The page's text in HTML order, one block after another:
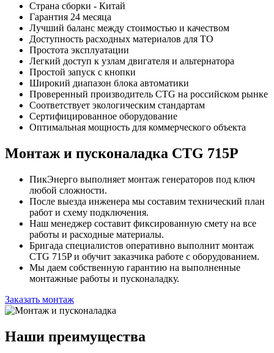
Страна сборки - Китай
Гарантия 24 месяца
Лучший баланс между стоимостью и качеством
Доступность расходных материалов для ТО
Простота эксплуатации
Легкий доступ к узлам двигателя и альтернатора
Простой запуск с кнопки
Широкий диапазон блока автоматики
Проверенный производитель CTG на российском рынке
Соответствует экологическим стандартам
Сертифицированное оборудование
Оптимальная мощность для коммерческого объекта
Монтаж и пусконаладка CTG 715P
ПикЭнерго выполняет монтаж генераторов под ключ
любой сложности.
После выезда инженера мы составим технический план
работ и схему подключения.
Наш менеджер составит фиксированную смету на все
работы и расходные материалы.
Бригада специалистов оперативно выполнит монтаж
CTG 715P и обучит заказчика работе с оборудованием.
Мы даем собственную гарантию на выполненные
монтажные работы и пусконаладку.
Заказать монтаж
Наши преимущества